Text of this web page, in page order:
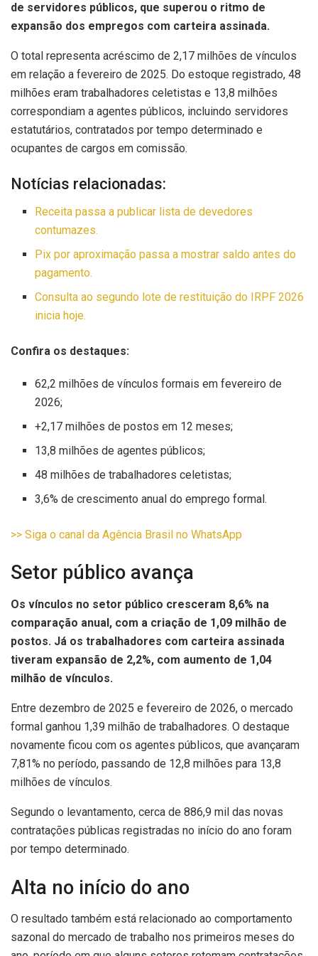
de servidores públicos, que superou o ritmo de
expansão dos empregos com carteira assinada.
O total representa acréscimo de 2,17 milhões de vínculos
em relação a fevereiro de 2025. Do estoque registrado, 48
milhões eram trabalhadores celetistas e 13,8 milhões
correspondiam a agentes públicos, incluindo servidores
estatutários, contratados por tempo determinado e
ocupantes de cargos em comissão.
Notícias relacionadas:
Receita passa a publicar lista de devedores
contumazes.
Pix por aproximação passa a mostrar saldo antes do
pagamento.
Consulta ao segundo lote de restituição do IRPF 2026
inicia hoje.
Confira os destaques:
62,2 milhões de vínculos formais em fevereiro de
2026;
+2,17 milhões de postos em 12 meses;
13,8 milhões de agentes públicos;
48 milhões de trabalhadores celetistas;
3,6% de crescimento anual do emprego formal.
>> Siga o canal da Agência Brasil no WhatsApp
Setor público avança
Os vínculos no setor público cresceram 8,6% na
comparação anual, com a criação de 1,09 milhão de
postos. Já os trabalhadores com carteira assinada
tiveram expansão de 2,2%, com aumento de 1,04
milhão de vínculos.
Entre dezembro de 2025 e fevereiro de 2026, o mercado
formal ganhou 1,39 milhão de trabalhadores. O destaque
novamente ficou com os agentes públicos, que avançaram
7,81% no período, passando de 12,8 milhões para 13,8
milhões de vínculos.
Segundo o levantamento, cerca de 886,9 mil das novas
contratações públicas registradas no início do ano foram
por tempo determinado.
Alta no início do ano
O resultado também está relacionado ao comportamento
sazonal do mercado de trabalho nos primeiros meses do